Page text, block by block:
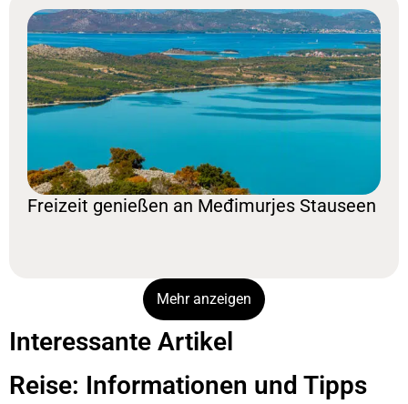
Freizeit genießen an Međimurjes Stauseen
Mehr anzeigen
Interessante Artikel
Reise: Informationen und Tipps